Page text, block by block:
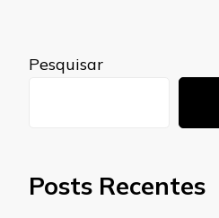
Pesquisar
Posts Recentes